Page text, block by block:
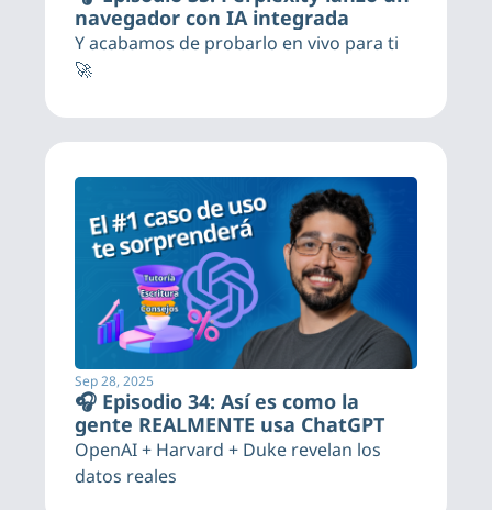
navegador con IA integrada
Y acabamos de probarlo en vivo para ti
🚀
Sep 28, 2025
🎧 Episodio 34: Así es como la
gente REALMENTE usa ChatGPT
OpenAI + Harvard + Duke revelan los
datos reales